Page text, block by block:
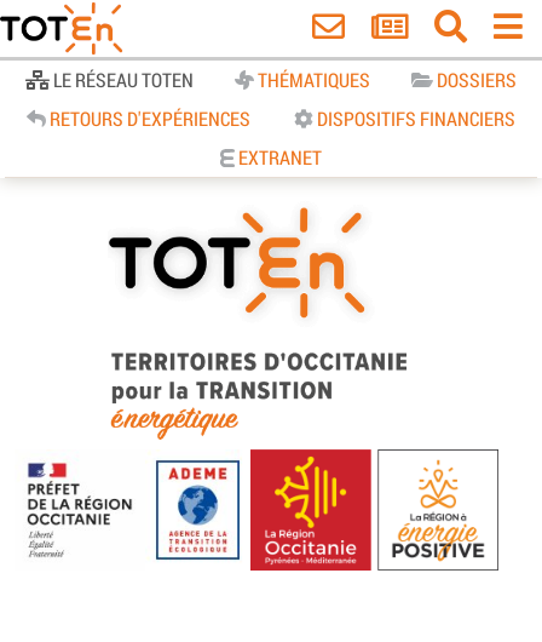
LE RÉSEAU TOTEN THÉMATIQUES
DOSSIERS
RETOURS D'EXPÉRIENCES
DISPOSITIFS FINANCIERS
EXTRANET
TOTEn Occitanie | Territoires
d’Occitanie pour la Transition
Energétique